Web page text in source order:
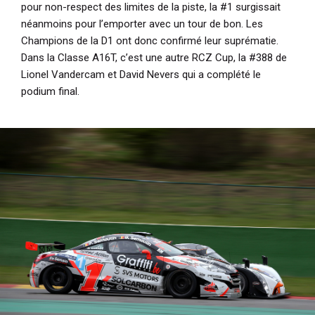
pour non-respect des limites de la piste, la #1 surgissait
néanmoins pour l’emporter avec un tour de bon. Les
Champions de la D1 ont donc confirmé leur suprématie.
Dans la Classe A16T, c’est une autre RCZ Cup, la #388 de
Lionel Vandercam et David Nevers qui a complété le
podium final.